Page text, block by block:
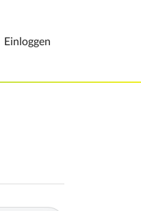
Einloggen